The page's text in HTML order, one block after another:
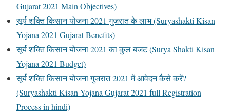
Gujarat 2021 Main Objectives)
सूर्य शक्ति किसान योजना 2021 गुजरात के लाभ (Suryashakti Kisan
Yojana 2021 Gujarat Benefits)
सूर्य शक्ति किसान योजना 2021 का कुल बजट (Surya Shakti Kisan
Yojana 2021 Budget)
सूर्य शक्ति किसान योजना गुजरात 2021 में आवेदन कैसे करें?
(Suryashakti Kisan Yojana Gujarat 2021 full Registration
Process in hindi)